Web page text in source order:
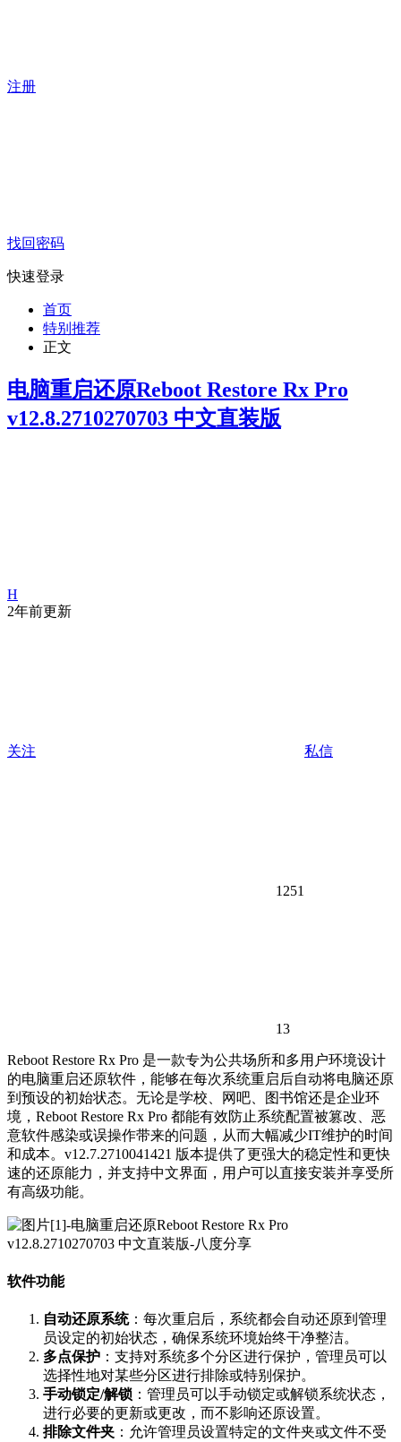
注册
找回密码
快速登录
首页
特别推荐
正文
电脑重启还原Reboot Restore Rx Pro
v12.8.2710270703 中文直装版
H
2年前更新
关注 私信
1251
13
Reboot Restore Rx Pro 是一款专为公共场所和多用户环境设计
的电脑重启还原软件，能够在每次系统重启后自动将电脑还原
到预设的初始状态。无论是学校、网吧、图书馆还是企业环
境，Reboot Restore Rx Pro 都能有效防止系统配置被篡改、恶
意软件感染或误操作带来的问题，从而大幅减少IT维护的时间
和成本。v12.7.2710041421 版本提供了更强大的稳定性和更快
速的还原能力，并支持中文界面，用户可以直接安装并享受所
有高级功能。
软件功能
自动还原系统：每次重启后，系统都会自动还原到管理
员设定的初始状态，确保系统环境始终干净整洁。
多点保护 ：支持对系统多个分区进行保护，管理员可以
选择性地对某些分区进行排除或特别保护。
手动锁定/解锁 ：管理员可以手动锁定或解锁系统状态，
进行必要的更新或更改，而不影响还原设置。
排除文件夹 ：允许管理员设置特定的文件夹或文件不受